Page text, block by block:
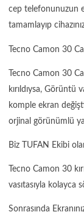
cep telefonunuzun
tamamlayıp
Tecno Camon 30
Tecno Camon 30
kırıldıysa, Görüntü
komple ekran
orjinal görünümlü
Biz TUFAN Ekibi
Tecno Camon 30
vasıtasıyla kolayca
Sonrasında